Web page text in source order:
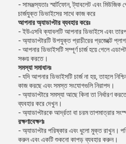
- সামঞ্জস্যতাঃ স্মার্টফোন, ট্যাবলেট এবং
চার্জযুক্ত ডিভাইসের সাথে কাজ করে
আপনার অ্যাডাপ্টার ব্যবহার করেঃ
- ইউএসবি ক্যাবলটি আপনার ডিভাইসে এবং
- অ্যাডাপ্টারটি উপযুক্ত প্রাচীরের প্রজেক্টে
- আপনার ডিভাইসটি সম্পূর্ণ চার্জ হয়ে গেলে
সঞ্চয় করতে।
সমস্যা সমাধানঃ
- যদি আপনার ডিভাইসটি চার্জ না হয়, তাহলে
কাজ করছে এবং সমস্ত সংযোগগুলি নিরাপদ।
- অ্যাডাপ্টারে সমস্যা আছে কিনা তা নির্ধারণ
ব্যবহার করে দেখুন।
- অ্যাডাপ্টারকে আর্দ্রতা বা চরম তাপমাত্রার
রক্ষণাবেক্ষণঃ
- অ্যাডাপ্টার পরিষ্কার এবং ধুলো মুক্ত রাখুন।
করুন এবং একটি শুকনো কাপড় ব্যবহার করুন।